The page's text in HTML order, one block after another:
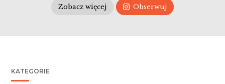
Zobacz więcej Obserwuj
KATEGORIE